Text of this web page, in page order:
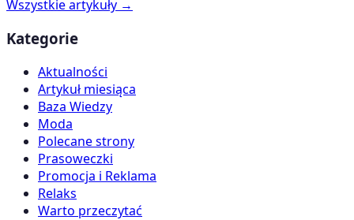
Wszystkie artykuły →
Kategorie
Aktualności
Artykuł miesiąca
Baza Wiedzy
Moda
Polecane strony
Prasoweczki
Promocja i Reklama
Relaks
Warto przeczytać